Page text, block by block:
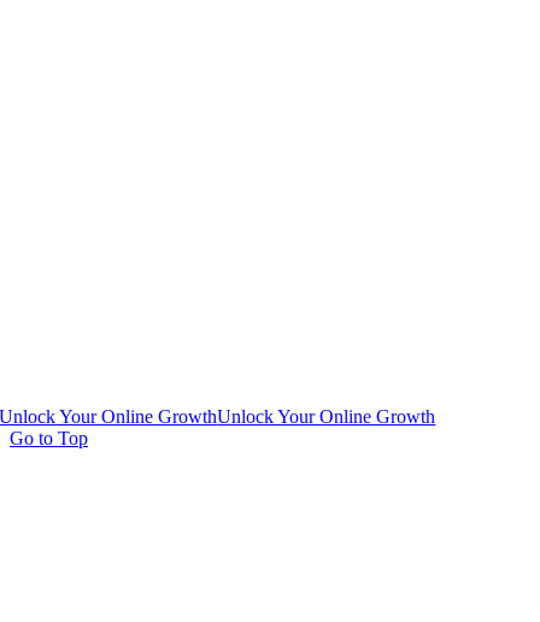
Unlock Your Online GrowthUnlock Your Online Growth
Go to Top